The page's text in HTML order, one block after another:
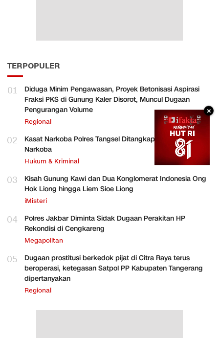
TERPOPULER
01
Diduga Minim Pengawasan, Proyek Betonisasi Aspirasi
Fraksi PKS di Gunung Kaler Disorot, Muncul Dugaan
Pengurangan Volume
Regional
02
Kasat Narkoba Polres Tangsel Ditangkap, Diduga Terlibat
Narkoba
Hukum & Kriminal
03
Kisah Gunung Kawi dan Dua Konglomerat Indonesia Ong
Hok Liong hingga Liem Sioe Liong
iMisteri
04
Polres Jakbar Diminta Sidak Dugaan Perakitan HP
Rekondisi di Cengkareng
Megapolitan
05
Dugaan prostitusi berkedok pijat di Citra Raya terus
beroperasi, ketegasan Satpol PP Kabupaten Tangerang
dipertanyakan
Regional
×